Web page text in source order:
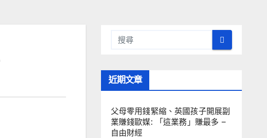
近期文章
父母零用錢緊縮、英國孩子開展副
業賺錢歐媒: 「這業務」賺最多 –
自由財經